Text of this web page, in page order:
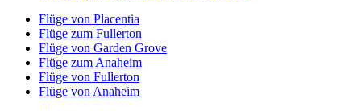
Flüge von Placentia
Flüge zum Fullerton
Flüge von Garden Grove
Flüge zum Anaheim
Flüge von Fullerton
Flüge von Anaheim